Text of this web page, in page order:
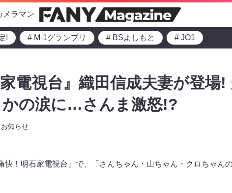
メラマン
! # M-1グランプリ # BSよしもと # JO1
電視台』織田信成夫妻が登場!
の涙に…さんま激怒!?
お知らせ
快！明石家電視台』で、「さんちゃん・山ちゃん・クロちゃん